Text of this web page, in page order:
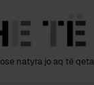
ose natyra jo aq të qeta